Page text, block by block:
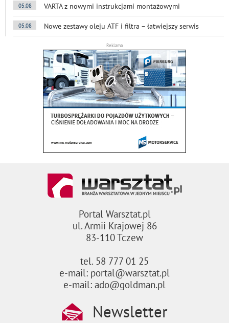
05.08 VARTA z nowymi instrukcjami montażowymi
05.08 Nowe zestawy oleju ATF i filtra – łatwiejszy serwis
Reklama
Portal Warsztat.pl
ul. Armii Krajowej 86
83-110 Tczew
tel. 58 777 01 25
e-mail: portal@warsztat.pl
e-mail: ado@goldman.pl
Newsletter